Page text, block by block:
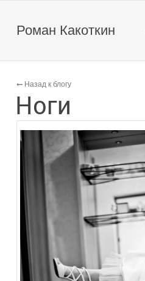
Роман Какоткин
Назад к блогу
Ноги